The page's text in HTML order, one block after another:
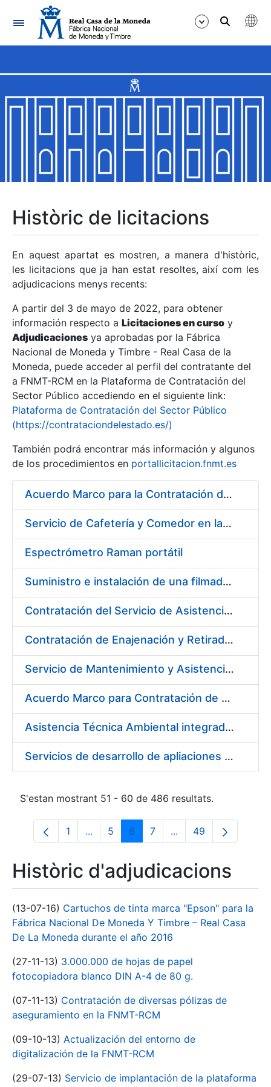
Navegació
Mostra/Amaga
Mostra/Amaga
Mostra/Amaga
Mostra/Amaga
Mostra/Amaga
Mostra/Amaga
Històric de licitacions
En aquest apartat es mostren, a manera d'històric,
les licitacions que ja han estat resoltes, així com les
adjudicacions menys recents:
A partir del 3 de mayo de 2022, para obtener
información respecto a Licitaciones en curso y
Adjudicaciones ya aprobadas por la Fábrica
Nacional de Moneda y Timbre - Real Casa de la
Moneda, puede acceder al perfil del contratante del
a FNMT-RCM en la Plataforma de Contratación del
Sector Público accediendo en el siguiente link:
Plataforma de Contratación del Sector Público
(https://contrataciondelestado.es/)
También podrá encontrar más información y algunos
de los procedimientos en portallicitacion.fnmt.es
Acuerdo Marco para la Contratación del Suministro de Material de Ferretería
Servicio de Cafetería y Comedor en la sede central de la Fábrica Nacional de Moneda y Timbre-Real Casa de la Moneda en Madrid
Espectrómetro Raman portátil
Suministro e instalación de una filmadora de plantillas pásticas
Contratación del Servicio de Asistencia Sanitaria de Enfermería de Urgencias
Contratación de Enajenación y Retirada de residuos de PVC, policarbonato y plásticos durante el año 2021
Servicio de Mantenimiento y Asistencia Técnica Integral de la máquina HP INDIGO 12000 del Departamento de Timbre en su sede de Madrid
Acuerdo Marco para Contratación de Servicios para desarrollo evolutivo de componentes software de la infraestructura de CERES
Asistencia Técnica Ambiental integrada en la Fábrica de Papel de Burgos
Servicios de desarrollo de apliaciones con APPWORKS
S'estan mostrant 51 - 60 de 486 resultats.
Pàgina
1 ...Pàgines intermèdies Utilitzeu TAB per
Pàgina
5 Pàgina
6 Pàgina
7 ...Pàgines intermèdies
Pàgina
49
Històric d'adjudicacions
(13-07-16) Cartuchos de tinta marca "Epson" para la
Fábrica Nacional De Moneda Y Timbre – Real Casa
De La Moneda durante el año 2016
(27-11-13) 3.000.000 de hojas de papel
fotocopiadora blanco DIN A-4 de 80 g.
(07-11-13) Contratación de diversas pólizas de
aseguramiento en la FNMT-RCM
(09-10-13) Actualización del entorno de
digitalización de la FNMT-RCM
(29-07-13) Servicio de implantación de la plataforma